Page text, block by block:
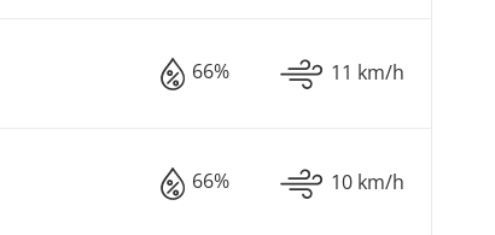
66% 11 km/h
66% 10 km/h